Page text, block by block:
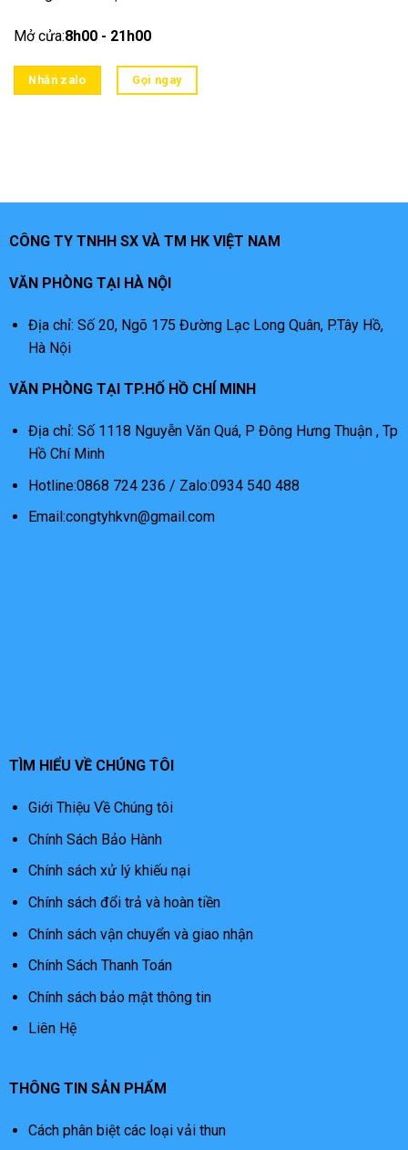
Mở cửa:8h00 - 21h00
Nhắn zalo Gọi ngay
CÔNG TY TNHH SX VÀ TM HK VIỆT NAM
VĂN PHÒNG TẠI HÀ NỘI
Địa chỉ: Số 20, Ngõ 175 Đường Lạc Long Quân, P.Tây Hồ,
Hà Nội
VĂN PHÒNG TẠI TP.HỐ HỒ CHÍ MINH
Địa chỉ: Số 1118 Nguyễn Văn Quá, P Đông Hưng Thuận , Tp
Hồ Chí Minh
Hotline:0868 724 236 / Zalo:0934 540 488
Email:congtyhkvn@gmail.com
TÌM HIỂU VỀ CHÚNG TÔI
Giới Thiệu Về Chúng tôi
Chính Sách Bảo Hành
Chính sách xử lý khiếu nại
Chính sách đổi trả và hoàn tiền
Chính sách vận chuyển và giao nhận
Chính Sách Thanh Toán
Chính sách bảo mật thông tin
Liên Hệ
THÔNG TIN SẢN PHẨM
Cách phân biệt các loại vải thun